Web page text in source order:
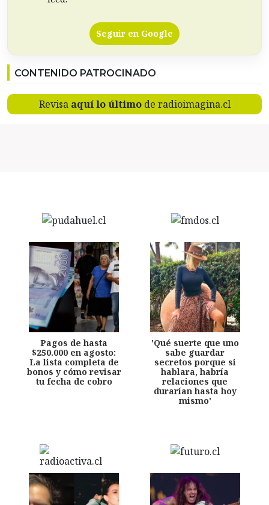
Seguir en Google
CONTENIDO PATROCINADO
Revisa aquí lo últimode radioimagina.cl
Pagos de hasta
$250.000 en agosto:
La lista completa de
bonos y cómo revisar
tu fecha de cobro
'Qué suerte que uno
sabe guardar
secretos porque si
hablara, habría
relaciones que
durarían hasta hoy
mismo'